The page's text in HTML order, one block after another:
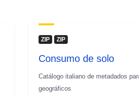
ZIP ZIP
Consumo de solo
Catálogo italiano de metadados
geográficos